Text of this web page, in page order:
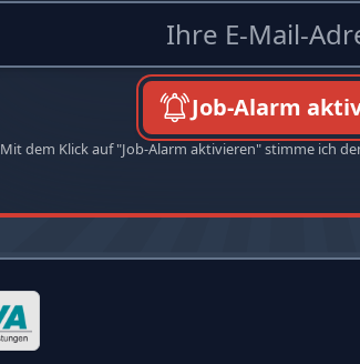
Job-Alarm
Mit dem Klick auf "Job-Alarm aktivieren" stimme ich